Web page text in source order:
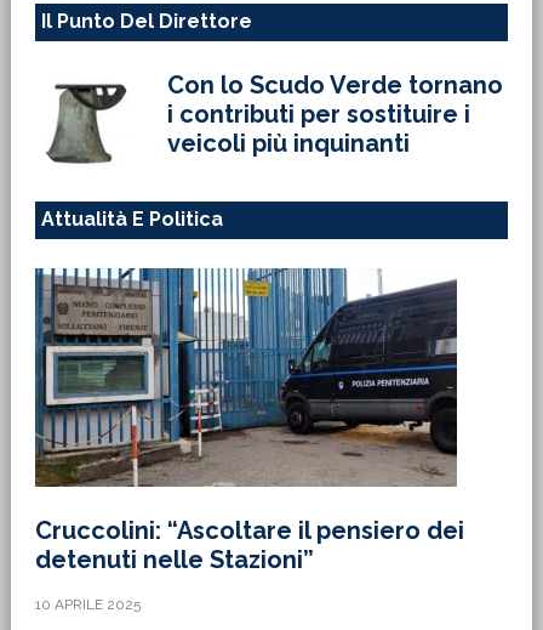
Il Punto Del Direttore
Con lo Scudo Verde tornano
i contributi per sostituire i
veicoli più inquinanti
Attualità E Politica
Cruccolini: “Ascoltare il pensiero dei
detenuti nelle Stazioni”
10 APRILE 2025